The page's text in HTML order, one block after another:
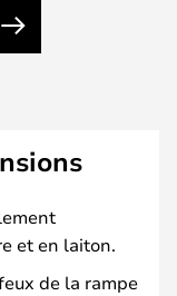
Suivant
et en laiton.
de la rampe